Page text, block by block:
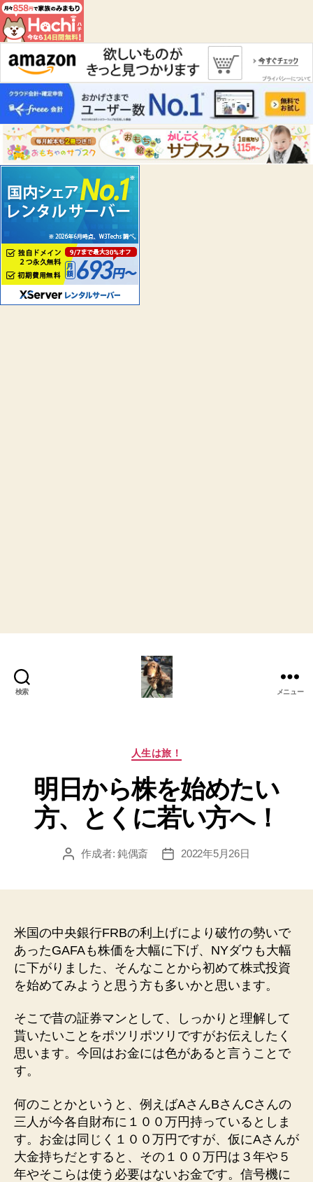
検索
さ
や
き！
メニュー
カ
ゴ
リ
ー
人生は旅！
明日から株を始めたい
方、とくに若い方へ！
投
作成者: 鈍偶斎
投
2022年5月26日
米国の中央銀行FRBの利上げにより破竹の勢いで
あったGAFAも株価を大幅に下げ、NYダウも大幅
に下がりました、そんなことから初めて株式投資
を始めてみようと思う方も多いかと思います。
そこで昔の証券マンとして、しっかりと理解して
貰いたいことをポツリポツリですがお伝えしたく
思います。今回はお金には色があると言うことで
す。
何のことかというと、例えばAさんBさんCさんの
三人が今各自財布に１００万円持っているとしま
す。お金は同じく１００万円ですが、仮にAさんが
大金持ちだとすると、その１００万円は３年や５
年やそこらは使う必要はないお金です。信号機に